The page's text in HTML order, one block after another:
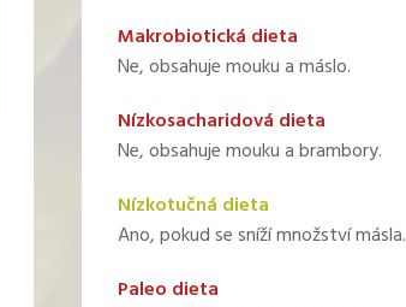
Makrobiotická dieta
Ne, obsahuje mouku a máslo.
Nízkosacharidová dieta
Ne, obsahuje mouku a brambory.
Nízkotučná dieta
Ano, pokud se sníží množství másla.
Paleo dieta